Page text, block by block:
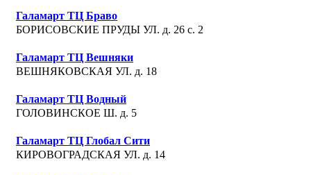
Галамарт ТЦ Браво
БОРИСОВСКИЕ ПРУДЫ УЛ. д. 26 с. 2
Галамарт ТЦ Вешняки
ВЕШНЯКОВСКАЯ УЛ. д. 18
Галамарт ТЦ Водный
ГОЛОВИНСКОЕ Ш. д. 5
Галамарт ТЦ Глобал Сити
КИРОВОГРАДСКАЯ УЛ. д. 14